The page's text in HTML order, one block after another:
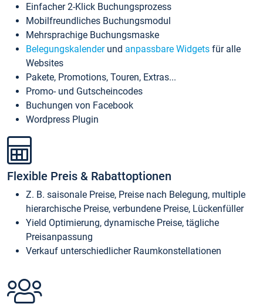
Einfacher 2-Klick Buchungsprozess
Mobilfreundliches Buchungsmodul
Mehrsprachige Buchungsmaske
Belegungskalenderund anpassbare Widgets für alle
Websites
Pakete, Promotions, Touren, Extras...
Promo- und Gutscheincodes
Buchungen von Facebook
Wordpress Plugin
Flexible Preis & Rabattoptionen
Z. B. saisonale Preise, Preise nach Belegung, multiple
hierarchische Preise, verbundene Preise, Lückenfüller
Yield Optimierung, dynamische Preise, tägliche
Preisanpassung
Verkauf unterschiedlicher Raumkonstellationen